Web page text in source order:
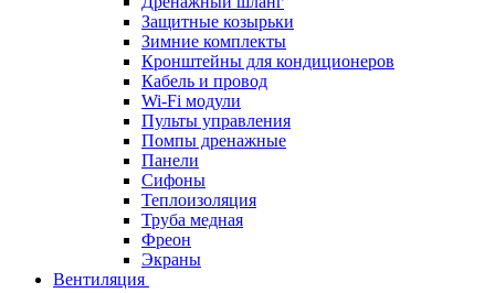
Защитные козырьки
Зимние комплекты
Кронштейны для кондиционеров
Кабель и провод
Wi-Fi модули
Пульты управления
Помпы дренажные
Панели
Сифоны
Теплоизоляция
Труба медная
Фреон
Экраны
Вентиляция